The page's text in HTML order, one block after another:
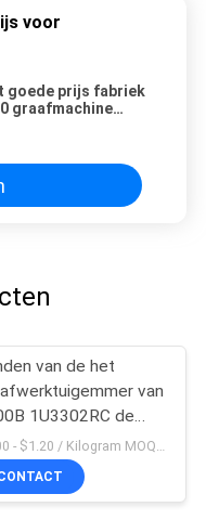
voor
goede prijs fabriek
graafmachine
van de het
van
1U3302RC de
$1.00 - $1.20 / Kilogram MOQ:100 Kilogram/Kilogram